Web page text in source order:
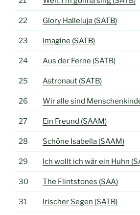
22 Glory Halleluja (SATB)
23 Imagine (SATB)
24 Aus der Ferne (SATB)
25 Astronaut (SATB)
26 Wir alle sind
27 Ein Freund (SAAM)
28 Schöne Isabella (SAAM)
29 Ich wollt ich wär ein Huhn
30 The Flintstones (SAA)
31 Irischer Segen (SATB)